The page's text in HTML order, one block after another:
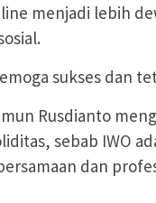
menjadi lebih
sukses dan
Rusdianto
sebab IWO
dan